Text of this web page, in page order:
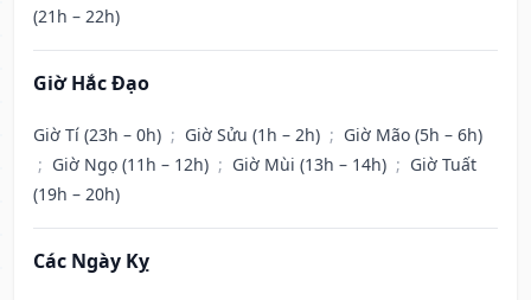
(21h – 22h)
Giờ Hắc Đạo
Giờ Tí (23h – 0h) ; Giờ Sửu (1h – 2h) ; Giờ Mão (5h – 6h)
; Giờ Ngọ (11h – 12h) ; Giờ Mùi (13h – 14h) ; Giờ Tuất
(19h – 20h)
Các Ngày Kỵ